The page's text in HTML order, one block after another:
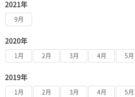
2021年
9月
2020年
1月 2月 3月 4月 5月
2019年
1月 2月 3月 4月 5月